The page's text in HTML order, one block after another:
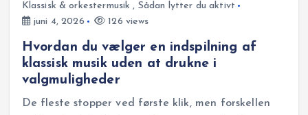
Klassisk & orkestermusik , Sådan lytter du aktivt
juni 4, 2026
126 views
Hvordan du vælger en indspilning af
klassisk musik uden at drukne i
valgmuligheder
De fleste stopper ved første klik, men forskellen